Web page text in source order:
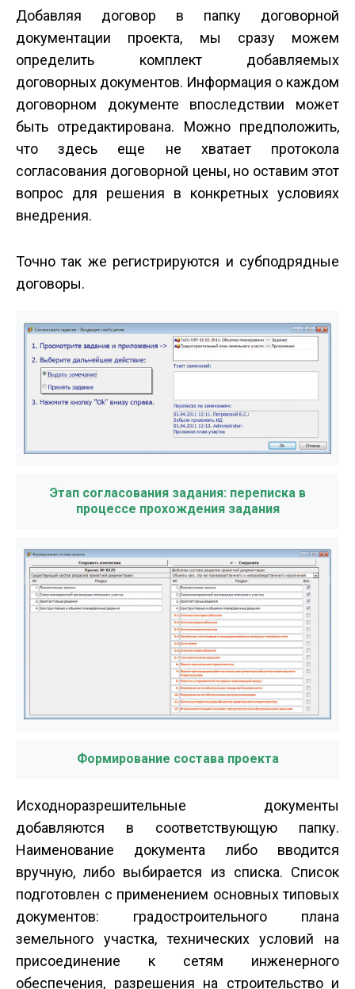
Добавляя договор в папку договорной
документации проекта, мы сразу можем
определить комплект добавляемых
договорных документов. Информация о каждом
договорном документе впоследствии может
быть отредактирована. Можно предположить,
что здесь еще не хватает протокола
согласования договорной цены, но оставим этот
вопрос для решения в конкретных условиях
внедрения.
Точно так же регистрируются и субподрядные
договоры.
Этап согласования задания: переписка в
процессе прохождения задания
Формирование состава проекта
Исходно­разрешительные документы
добавляются в соответствующую папку.
Наименование документа либо вводится
вручную, либо выбирается из списка. Список
подготовлен с применением основных типовых
документов: градостроительного плана
земельного участка, технических условий на
присоединение к сетям инженерного
обеспечения, разрешения на строительство и